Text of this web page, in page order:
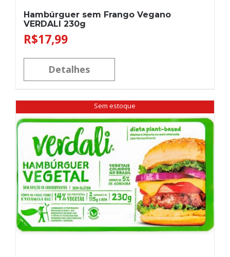
Hambúrguer sem Frango Vegano
VERDALI 230g
R$17,99
Detalhes
Sem estoque